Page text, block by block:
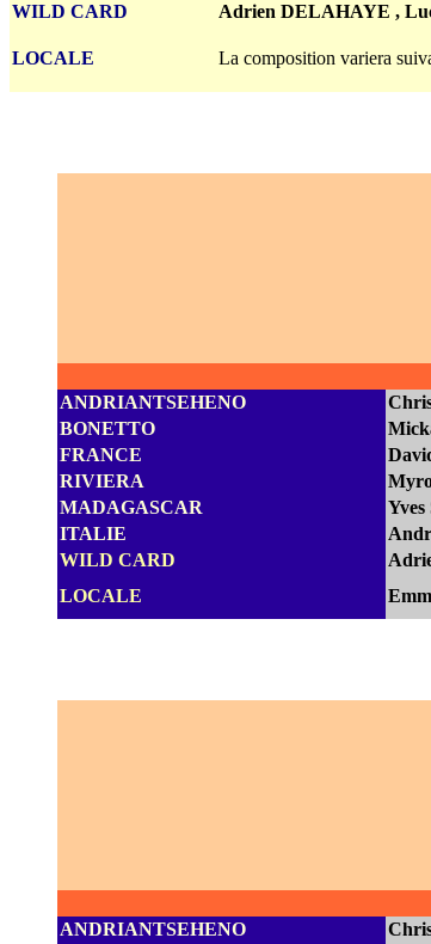
WILD CARD
Adrien DELAHAYE ,
LOCALE La composition variera
ANDRIANTSEHENO
BONETTO
FRANCE
D
RIVIERA
MADAGASCAR
ITALIE
WILD CARD
LOCALE
ANDRIANTSEHENO